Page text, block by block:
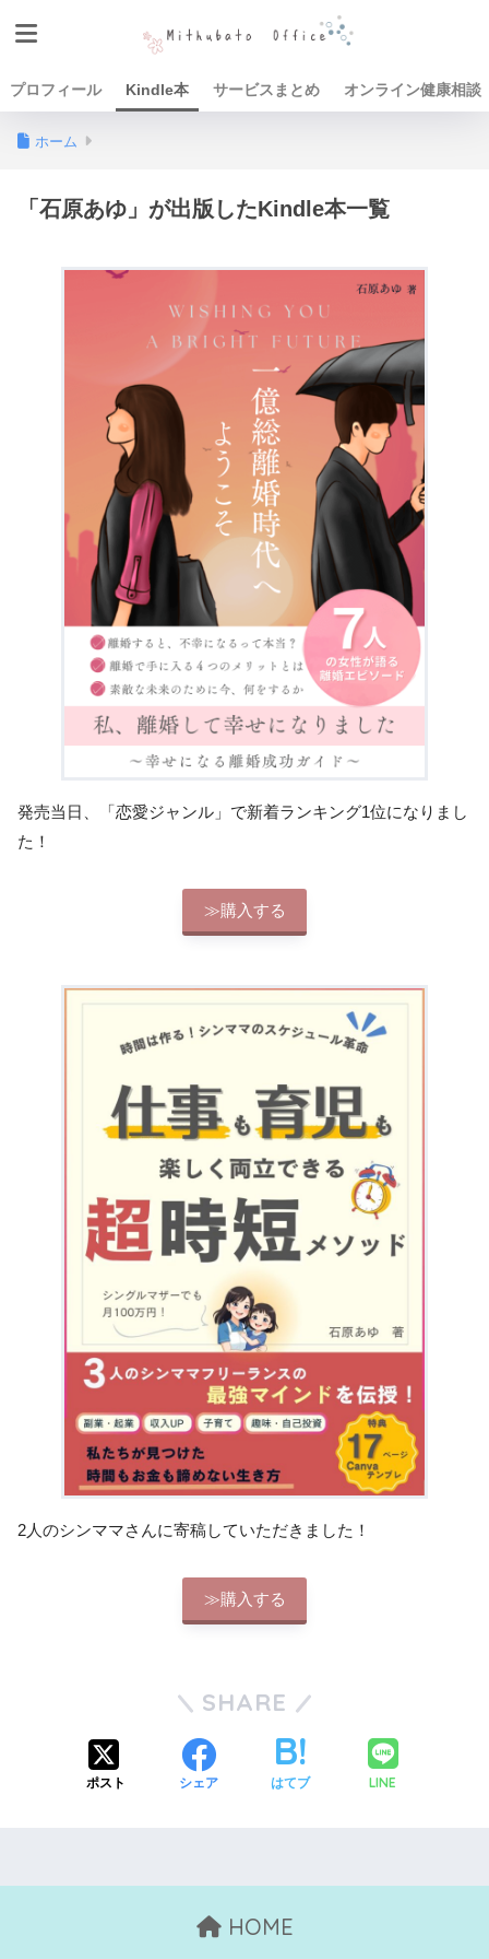
プロフィール Kindle本 サービスまとめ オンライン健康相談
ホーム
「石原あゆ」が出版したKindle本一覧
発売当日、「恋愛ジャンル」で新着ランキング1位になりまし
た！
≫購入する
2人のシンママさんに寄稿していただきました！
≫購入する
SHARE
ポスト シェア はてブ LINE
HOME